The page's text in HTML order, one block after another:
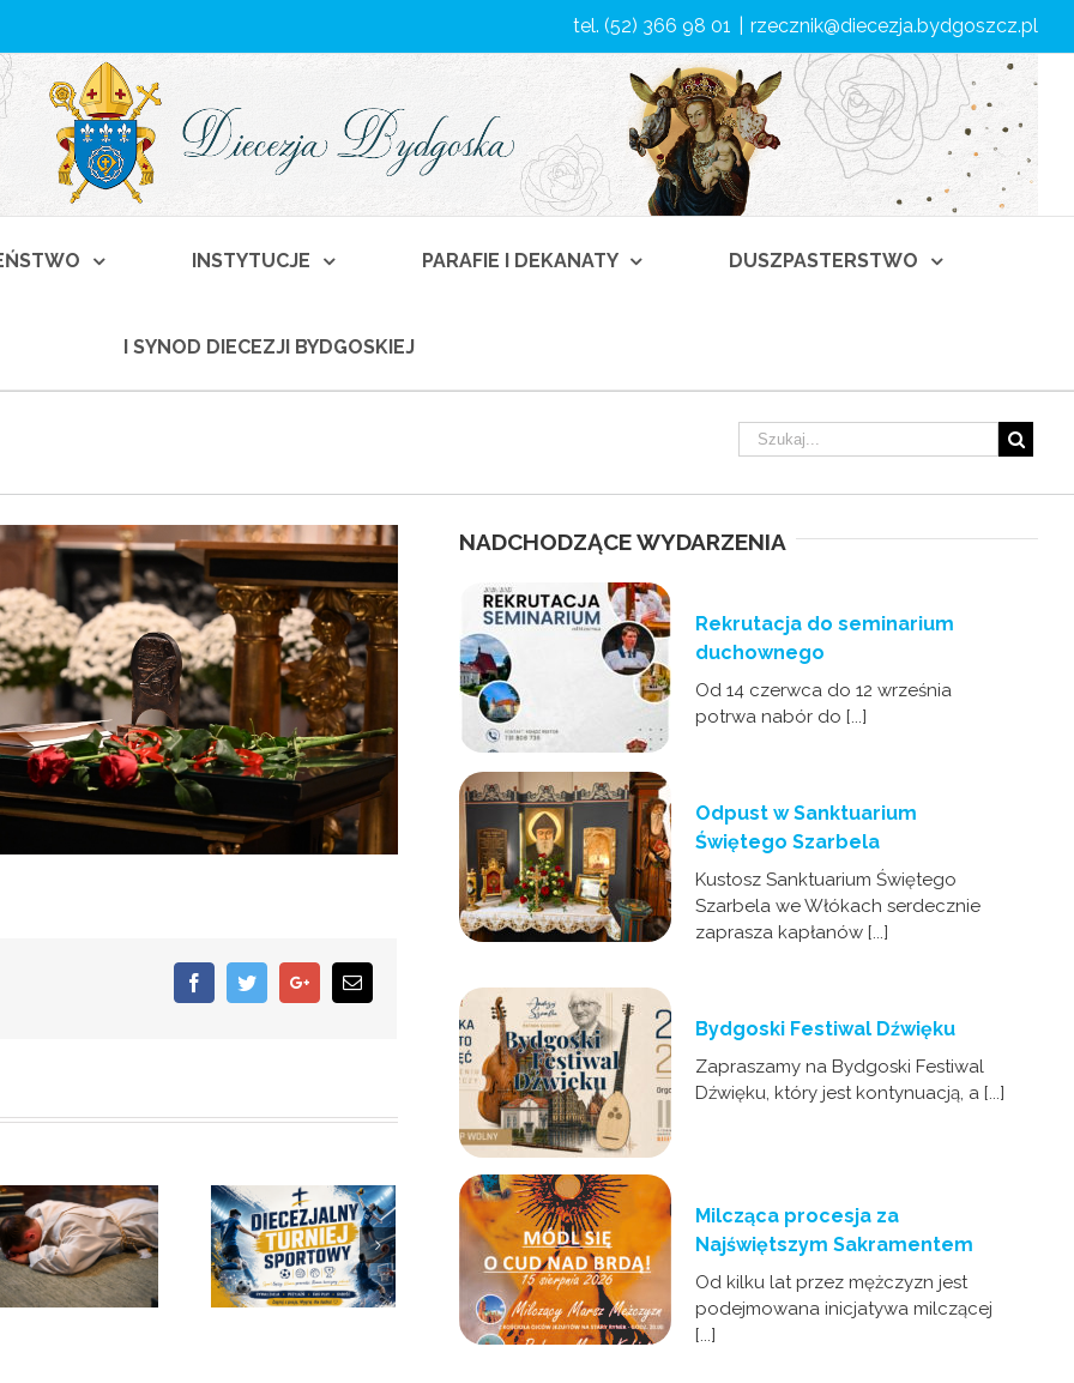
tel. (52) 366 98 01 rzecznik@diecezja.bydgoszcz.pl
INSTYTUCJE PARAFIE I DEKANATY DUSZPASTERSTWO
I SYNOD DIECEZJI BYDGOSKIEJ
FacebookTwitterGoogle+Email
Diecezjalny
turniej
Diecezjalne
NADCHODZĄCE WYDARZENIA
Rekrutacja do seminarium
duchownego
Od 14 czerwca do 12 września
potrwa nabór do [...]
Odpust w Sanktuarium
Świętego Szarbela
Kustosz Sanktuarium Świętego
Szarbela we Włókach serdecznie
zaprasza kapłanów [...]
Bydgoski Festiwal Dźwięku
Zapraszamy na Bydgoski Festiwal
Dźwięku, który jest kontynuacją, a [...]
Milcząca procesja za
Najświętszym Sakramentem
Od kilku lat przez mężczyzn jest
podejmowana inicjatywa milczącej
[...]